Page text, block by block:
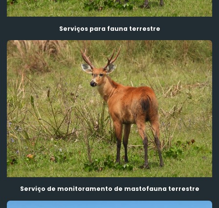
Serviço de monitoramento de mastofauna alada
Serviço de monitoramento de mastofauna terrestre
Serviço de resgate de herpetofauna
Serviço de resgate de mastofauna terrestre
Serviços para fauna terrestre
Serviços para fauna terrestre
Serviço de monitoramento de mastofauna terrestre